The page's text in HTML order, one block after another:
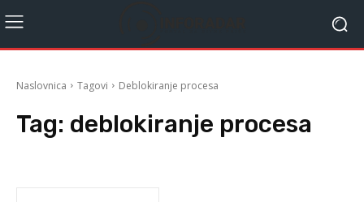
Naslovnica Tagovi Deblokiranje procesa
Tag: deblokiranje procesa